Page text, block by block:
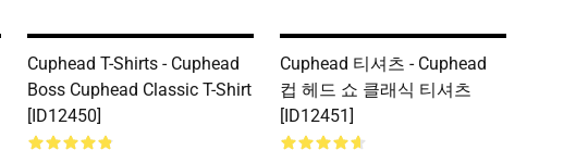
Cuphead T-Shirts - Cuphead
Boss Cuphead Classic T-Shirt
[ID12450]
Cuphead 티셔츠 - Cuphead
컵 헤드 쇼 클래식 티셔츠
[ID12451]